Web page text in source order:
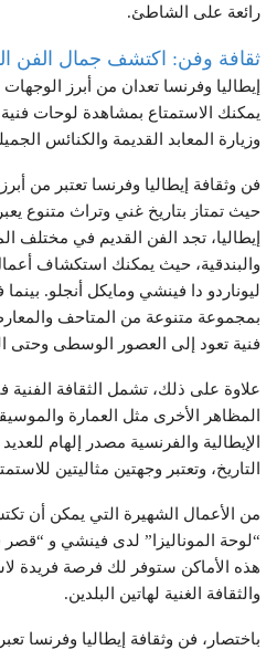
رائعة على الشاطئ.
ثقافة وفن: اكتشف جمال الفن
إيطاليا وفرنسا تعدان من أبرز
يمكنك الاستمتاع بمشاهدة لوحات
وزيارة المعابد القديمة والكنائس
فن وثقافة إيطاليا وفرنسا تعتبر من
حيث تمتاز بتاريخ غني وتراث متنوع
إيطاليا، تجد الفن القديم في مختلف
والبندقية، حيث يمكنك استكشاف
ليوناردو دا فينشي ومايكل أنجلو.
بمجموعة متنوعة من المتاحف
فنية تعود إلى العصور الوسطى وحتى
علاوة على ذلك، تشمل الثقافة الفنية
المظاهر الأخرى مثل العمارة
الإيطالية والفرنسية مصدر إلهام
التاريخ، وتعتبر وجهتين مثاليتين
من الأعمال الشهيرة التي يمكن أن
“لوحة الموناليزا” لدى فينشي و
هذه الأماكن ستوفر لك فرصة فريدة
والثقافة الغنية لهاتين البلدين.
باختصار، فن وثقافة إيطاليا وفرنسا